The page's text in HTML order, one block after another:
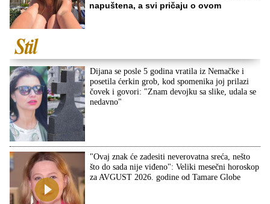
napuštena, a svi pričaju o ovom
Dijana se posle 5 godina vratila iz Nemačke i
posetila ćerkin grob, kod spomenika joj prilazi
čovek i govori: "Znam devojku sa slike, udala se
nedavno"
"Ovaj znak će zadesiti neverovatna sreća, nešto
što do sada nije viđeno": Veliki mesečni horoskop
za AVGUST 2026. godine od Tamare Globe